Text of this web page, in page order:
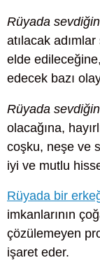
Rüyada
atılacak
elde
edecek bazı
Rüyada
olacağına,
coşku, neşe ve
iyi ve mutlu
Rüyada bir
imkanlarının
çözülemeyen
işaret eder.